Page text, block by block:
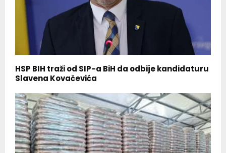
HSP BIH traži od SIP-a BiH da odbije kandidaturu
Slavena Kovačevića